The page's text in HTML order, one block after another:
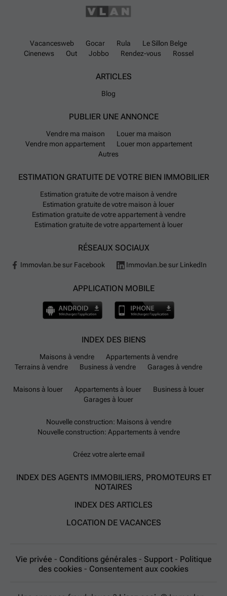
Vacancesweb Gocar Rula
Le Sillon Belge
Cinenews
Out Jobbo Rendez-vous Rossel
ARTICLES
Blog
PUBLIER UNE ANNONCE
Vendre ma maison
Louer ma maison
Vendre mon appartement
Louer mon appartement
Autres
ESTIMATION GRATUITE DE VOTRE BIEN IMMOBILIER
Estimation gratuite de votre maison à vendre
Estimation gratuite de votre maison à louer
Estimation gratuite de votre appartement à vendre
Estimation gratuite de votre appartement à louer
RÉSEAUX SOCIAUX
Immovlan.be sur Facebook Immovlan.be sur LinkedIn
APPLICATION MOBILE
INDEX DES BIENS
Maisons à vendre
Appartements à vendre
Terrains à vendre
Business à vendre Garages à vendre
Maisons à louer Appartements à louer
Business à louer
Garages à louer
Nouvelle construction: Maisons à vendre
Nouvelle construction: Appartements à vendre
Créez votre alerte email
INDEX DES AGENTS IMMOBILIERS, PROMOTEURS ET
NOTAIRES
INDEX DES ARTICLES
LOCATION DE VACANCES
Vie privée - Conditions générales - Support - Politique
des cookies - Consentement aux cookies